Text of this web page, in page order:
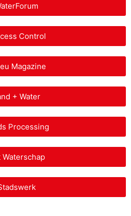
Control
Magazine
+ Water
Processing
Waterschap